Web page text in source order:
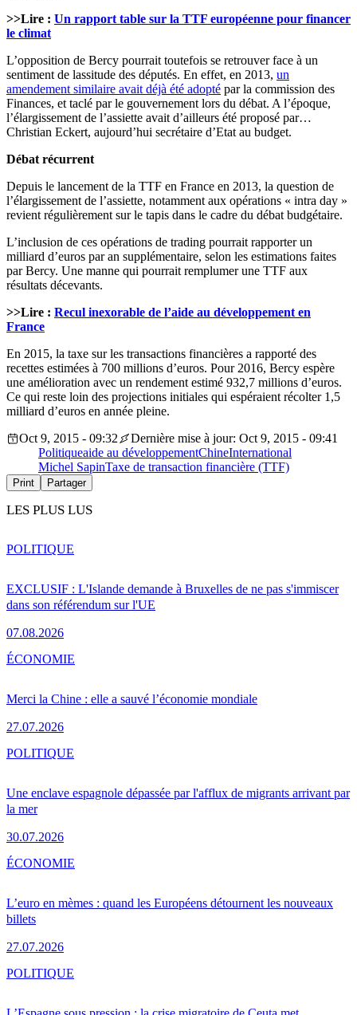
>>Lire : Un rapport table sur la TTF européenne pour financer
le climat
L’opposition de Bercy pourrait toutefois se retrouver face à un
sentiment de lassitude des députés. En effet, en 2013, un
amendement similaire avait déjà été adopté par la commission des
Finances, et taclé par le gouvernement lors du débat. A l’époque,
l’élargissement de l’assiette avait d’ailleurs été proposé par…
Christian Eckert, aujourd’hui secrétaire d’Etat au budget.
Débat récurrent
Depuis le lancement de la TTF en France en 2013, la question de
l’élargissement de l’assiette, notamment aux opérations « intra day »
revient régulièrement sur le tapis dans le cadre du débat budgétaire.
L’inclusion de ces opérations de trading pourrait rapporter un
milliard d’euros par an supplémentaire, selon les estimations faites
par Bercy. Une manne qui pourrait remplumer une TTF aux
résultats décevants.
>>Lire : Recul inexorable de l’aide au développement en
France
En 2015, la taxe sur les transactions financières a rapporté des
recettes estimées à 700 millions d’euros. Pour 2016, Bercy espère
une amélioration avec un rendement estimé 932,7 millions d’euros.
Ce qui reste loin des projections initiales qui espéraient récolter 1,5
milliard d’euros en année pleine.
Oct 9, 2015 - 09:32
Dernière mise à jour: Oct 9, 2015 - 09:41
Politiqueaide au développementChineInternational
Michel SapinTaxe de transaction financière (TTF)
Print Partager
LES PLUS LUS
EXCLUSIF : L'Islande demande à Bruxelles de ne pas s'immiscer
dans son référendum sur l'UE
07.08.2026
POLITIQUE
Merci la Chine : elle a sauvé l’économie mondiale
27.07.2026
ÉCONOMIE
Une enclave espagnole dépassée par l'afflux de migrants arrivant par
la mer
30.07.2026
POLITIQUE
L’euro en mèmes : quand les Européens détournent les nouveaux
billets
27.07.2026
ÉCONOMIE
POLITIQUE